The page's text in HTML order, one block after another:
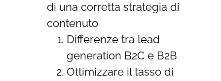
di una corretta strategia di
contenuto
Differenze tra lead
generation B2C e B2B
Ottimizzare il tasso di